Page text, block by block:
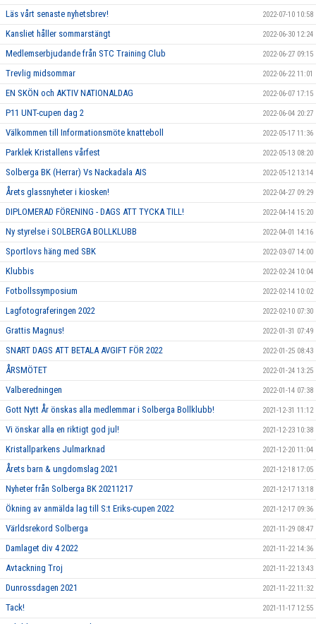
Läs vårt senaste nyhetsbrev! 2022-07-10 10:58
Kansliet håller sommarstängt 2022-06-30 12:24
Medlemserbjudande från STC Training Club 2022-06-27 09:15
Trevlig midsommar 2022-06-22 11:01
EN SKÖN och AKTIV NATIONALDAG 2022-06-07 17:15
P11 UNT-cupen dag 2 2022-06-04 20:27
Välkommen till Informationsmöte knatteboll 2022-05-17 11:36
Parklek Kristallens vårfest 2022-05-13 08:20
Solberga BK (Herrar) Vs Nackadala AIS 2022-05-12 13:14
Årets glassnyheter i kiosken! 2022-04-27 09:29
DIPLOMERAD FÖRENING - DAGS ATT TYCKA TILL! 2022-04-14 15:20
Ny styrelse i SOLBERGA BOLLKLUBB 2022-04-01 14:16
Sportlovs häng med SBK 2022-03-07 14:00
Klubbis 2022-02-24 10:04
Fotbollssymposium 2022-02-14 10:02
Lagfotograferingen 2022 2022-02-10 07:30
Grattis Magnus! 2022-01-31 07:49
SNART DAGS ATT BETALA AVGIFT FÖR 2022 2022-01-25 08:43
ÅRSMÖTET 2022-01-24 13:25
Valberedningen 2022-01-14 07:38
Gott Nytt År önskas alla medlemmar i Solberga Bollklubb! 2021-12-31 11:12
Vi önskar alla en riktigt god jul! 2021-12-23 10:38
Kristallparkens Julmarknad 2021-12-20 11:04
Årets barn & ungdomslag 2021 2021-12-18 17:05
Nyheter från Solberga BK 20211217 2021-12-17 13:18
Ökning av anmälda lag till S:t Eriks-cupen 2022 2021-12-17 09:36
Världsrekord Solberga 2021-11-29 08:47
Damlaget div 4 2022 2021-11-22 14:36
Avtackning Troj 2021-11-22 13:43
Dunrossdagen 2021 2021-11-22 11:32
Tack! 2021-11-17 12:55